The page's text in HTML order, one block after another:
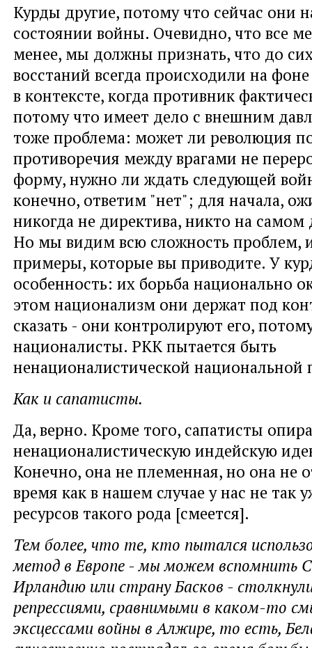
Курды другие, потому что сейчас они
состоянии войны. Очевидно, что все
менее, мы должны признать, что до
восстаний всегда происходили на
в контексте, когда противник
потому что имеет дело с внешним
тоже проблема: может ли революция
противоречия между врагами не
форму, нужно ли ждать следующей
конечно, ответим "нет"; для начала,
никогда не директива, никто на самом
Но мы видим всю сложность проблем,
примеры, которые вы приводите. У
особенность: их борьба национально
этом национализм они держат под
сказать - они контролируют его,
националисты. PKK пытается быть
ненационалистической национальной
Как и сапатисты.
Да, верно. Кроме того, сапатисты
ненационалистическую индейскую
Конечно, она не племенная, но она не
время как в нашем случае у нас не так
ресурсов такого рода [смеется].
Тем более, что те, кто пытался
метод в Европе - мы можем вспомнить
Ирландию или страну Басков -
репрессиями, сравнимыми в каком-то
эксцессами войны в Алжире, то есть,